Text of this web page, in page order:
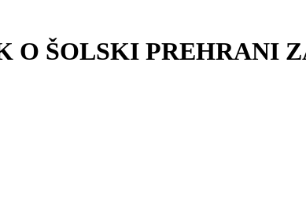
O ŠOLSKI PREHRANI